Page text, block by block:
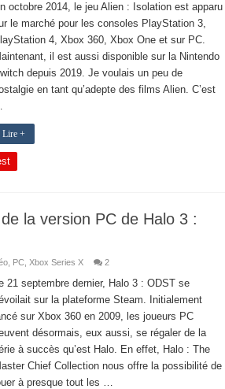
octobre 2014, le jeu Alien : Isolation est apparu
le marché pour les consoles PlayStation 3,
4, Xbox 360, Xbox One et sur PC.
il est aussi disponible sur la Nintendo
depuis 2019. Je voulais un peu de
en tant qu’adepte des films Alien. C’est
Lire +
la version PC de Halo 3 :
, PC, Xbox Series X 2
21 septembre dernier, Halo 3 : ODST se
sur la plateforme Steam. Initialement
sur Xbox 360 en 2009, les joueurs PC
désormais, eux aussi, se régaler de la
à succès qu’est Halo. En effet, Halo : The
Chief Collection nous offre la possibilité de
à presque tout les …